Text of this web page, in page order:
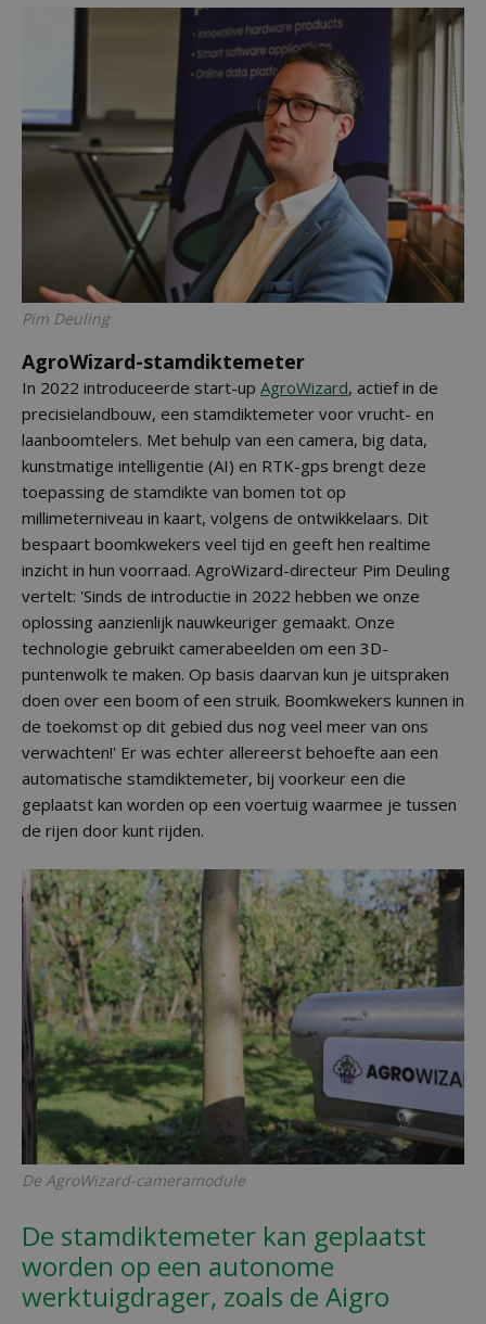
Pim Deuling
AgroWizard-stamdiktemeter
In 2022 introduceerde start-up AgroWizard, actief in de
precisielandbouw, een stamdiktemeter voor vrucht- en
laanboomtelers. Met behulp van een camera, big data,
kunstmatige intelligentie (AI) en RTK-gps brengt deze
toepassing de stamdikte van bomen tot op
millimeterniveau in kaart, volgens de ontwikkelaars. Dit
bespaart boomkwekers veel tijd en geeft hen realtime
inzicht in hun voorraad. AgroWizard-directeur Pim Deuling
vertelt: 'Sinds de introductie in 2022 hebben we onze
oplossing aanzienlijk nauwkeuriger gemaakt. Onze
technologie gebruikt camerabeelden om een 3D-
puntenwolk te maken. Op basis daarvan kun je uitspraken
doen over een boom of een struik. Boomkwekers kunnen in
de toekomst op dit gebied dus nog veel meer van ons
verwachten!' Er was echter allereerst behoefte aan een
automatische stamdiktemeter, bij voorkeur een die
geplaatst kan worden op een voertuig waarmee je tussen
de rijen door kunt rijden.
De AgroWizard-cameramodule
De stamdiktemeter kan geplaatst
worden op een autonome
werktuigdrager, zoals de Aigro